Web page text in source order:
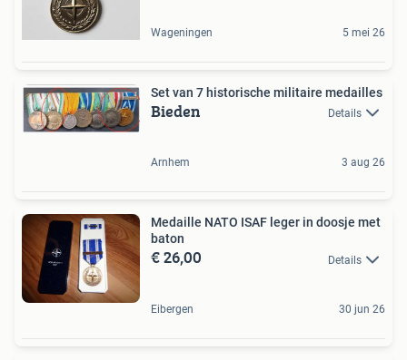
Wageningen 5 mei 26
Set van 7 historische militaire medailles
Bieden Details
Arnhem 3 aug 26
Medaille NATO ISAF leger in doosje met
baton
€ 26,00 Details
Eibergen 30 jun 26